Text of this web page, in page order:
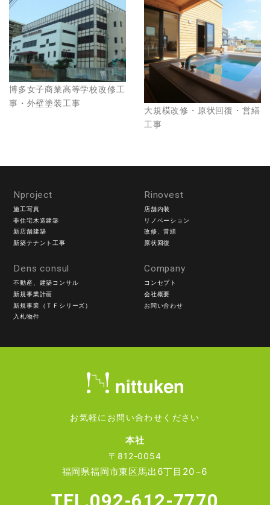
博多女子商業高等学校改修工
事・外壁塗装工事
大規模改修・原状回復・営繕
工事
Nproject
施工写真
非住宅木造建築
新店舗建築
新築テナント工事
Rinovest
店舗内装
リノベーション
改修、営繕
原状回復
Dens consul
不動産、建築コンサル
新規事業計画
新規事業（ＴＦシリーズ）
入札物件
Company
コンセプト
会社概要
お問い合わせ
お気軽にお問い合わせください
本社
〒812-0054
福岡県福岡市東区馬出6丁目20−6